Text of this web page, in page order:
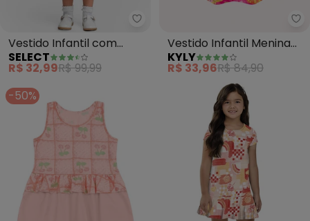
Select - Vestido Infantil com
Vestido Infantil com
Manga Godê (Rosa)
SELECT
R$ 32,99R$ 99,99
Vestido Infantil Menina
em Algodão (Rosa)
KYLY
R$ 33,96R$ 84,90
-50%